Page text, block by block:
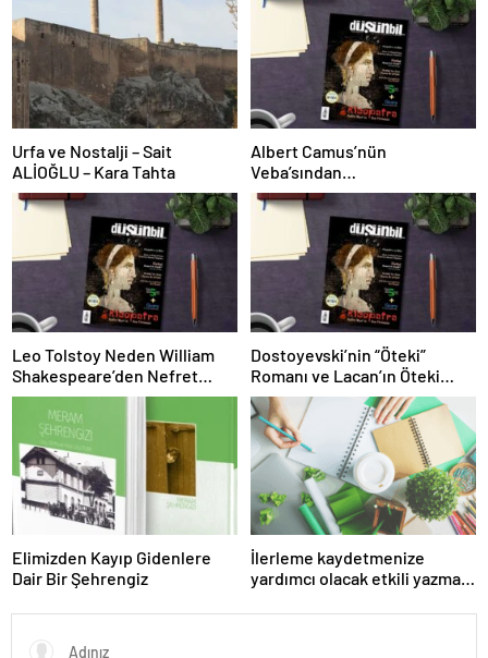
Urfa ve Nostalji – Sait
ALİOĞLU – Kara Tahta
Albert Camus’nün
Veba’sından
Öğrenebileceklerimiz (ve
Öğrenmememiz Gerekenler)
Leo Tolstoy Neden William
Shakespeare’den Nefret
Ediyordu?
Dostoyevski’nin “Öteki”
Romanı ve Lacan’ın Öteki
Kavramı
Elimizden Kayıp Gidenlere
Dair Bir Şehrengiz
İlerleme kaydetmenize
yardımcı olacak etkili yazma